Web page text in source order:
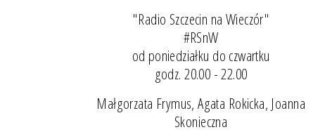
"Radio Szczecin na Wieczór"
#RSnW
od poniedziałku do czwartku
godz. 20.00 - 22.00
Małgorzata Frymus, Agata Rokicka, Joanna
Skonieczna